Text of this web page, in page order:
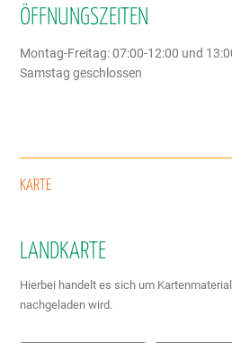
ÖFFNUNGSZEITEN
Montag-Freitag: 07:00-12:00 und
Samstag geschlossen
KARTE
LANDKARTE
Hierbei handelt es sich um
nachgeladen wird.